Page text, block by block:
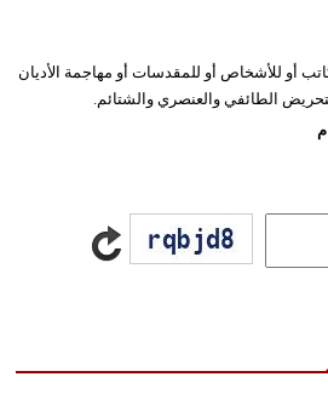
أو للأشخاص أو للمقدسات أو مهاجمة الأديان
الطائفي والعنصري والشتائم.